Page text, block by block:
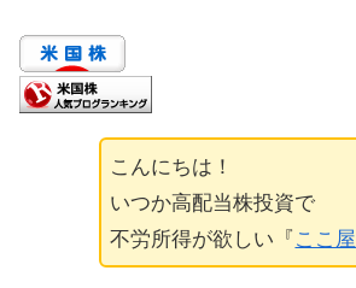
こんにちは！
いつか高配当株投資で
不労所得が欲しい『 ここ屋